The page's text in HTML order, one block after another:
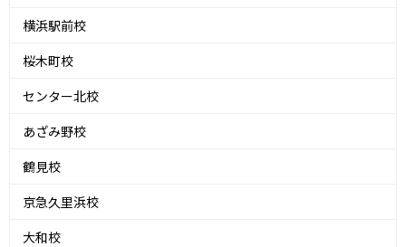
横浜駅前校
桜木町校
センター北校
あざみ野校
鶴見校
京急久里浜校
大和校